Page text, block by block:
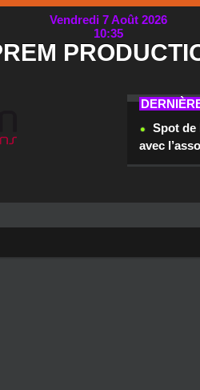
Vendredi 7 Août 2026
10:35
Spot de
avec